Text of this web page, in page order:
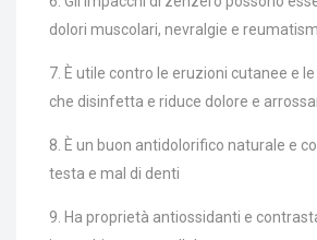
dolori muscolari, nevralgie e
7. È utile contro le eruzioni cutanee e
che disinfetta e riduce dolore e
8. È un buon antidolorifico naturale e
testa e mal di denti
9. Ha proprietà antiossidanti e